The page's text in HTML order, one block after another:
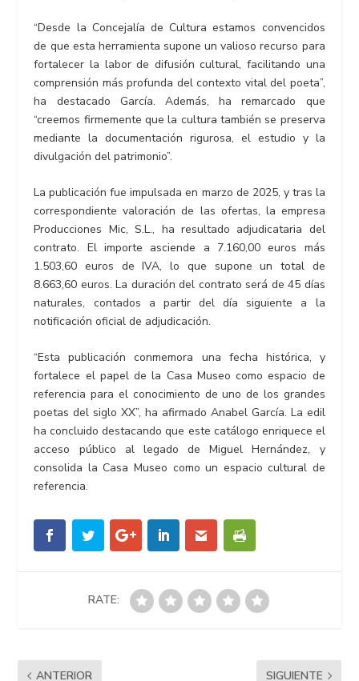
“Desde la Concejalía de Cultura estamos convencidos
de que esta herramienta supone un valioso recurso para
fortalecer la labor de difusión cultural, facilitando una
comprensión más profunda del contexto vital del poeta”,
ha destacado García. Además, ha remarcado que
“creemos firmemente que la cultura también se preserva
mediante la documentación rigurosa, el estudio y la
divulgación del patrimonio”.
La publicación fue impulsada en marzo de 2025, y tras la
correspondiente valoración de las ofertas, la empresa
Producciones Mic, S.L., ha resultado adjudicataria del
contrato. El importe asciende a 7.160,00 euros más
1.503,60 euros de IVA, lo que supone un total de
8.663,60 euros. La duración del contrato será de 45 días
naturales, contados a partir del día siguiente a la
notificación oficial de adjudicación.
“Esta publicación conmemora una fecha histórica, y
fortalece el papel de la Casa Museo como espacio de
referencia para el conocimiento de uno de los grandes
poetas del siglo XX”, ha afirmado Anabel García. La edil
ha concluido destacando que este catálogo enriquece el
acceso público al legado de Miguel Hernández, y
consolida la Casa Museo como un espacio cultural de
referencia.
RATE:
ANTERIOR SIGUIENTE